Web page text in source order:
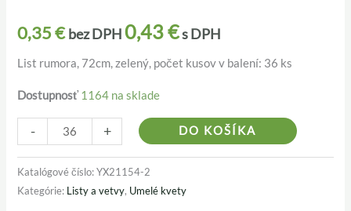
0,35€ bez DPH0,43€s DPH
List rumora, 72cm, zelený, počet kusov v balení: 36 ks
Dostupnosť 1164 na sklade
-
2
+ DO KOŠÍKA
Katalógové číslo:YX21154-2
Kategórie: Listy a vetvy, Umelé kvety